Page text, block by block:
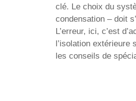
clé. Le choix du
condensation – doit
L’erreur, ici, c’est
l’isolation
les conseils de